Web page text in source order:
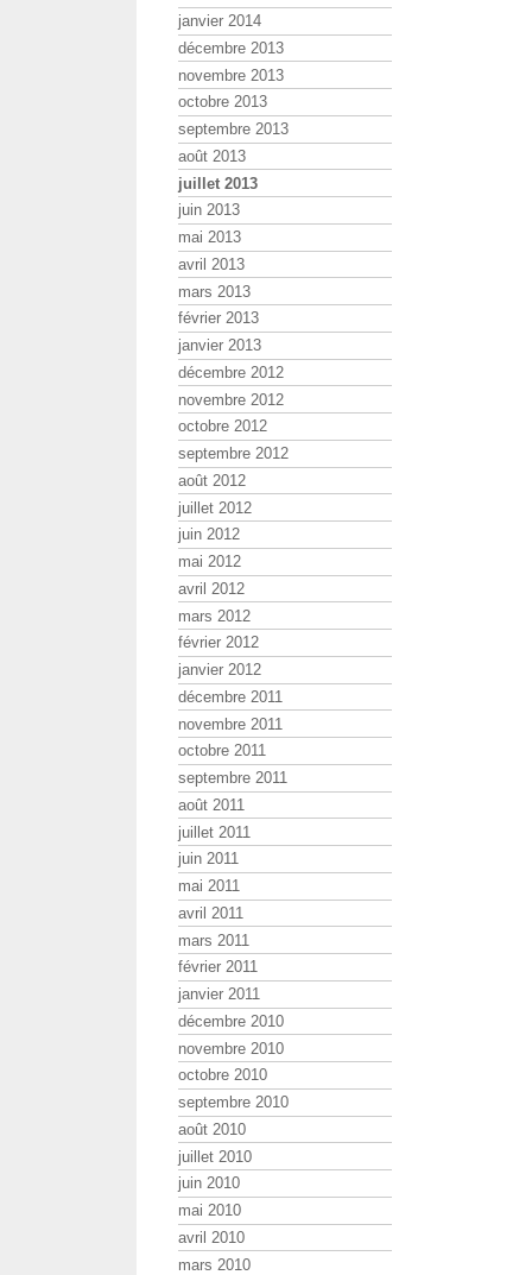
janvier 2014
décembre 2013
novembre 2013
octobre 2013
septembre 2013
août 2013
juillet 2013
juin 2013
mai 2013
avril 2013
mars 2013
février 2013
janvier 2013
décembre 2012
novembre 2012
octobre 2012
septembre 2012
août 2012
juillet 2012
juin 2012
mai 2012
avril 2012
mars 2012
février 2012
janvier 2012
décembre 2011
novembre 2011
octobre 2011
septembre 2011
août 2011
juillet 2011
juin 2011
mai 2011
avril 2011
mars 2011
février 2011
janvier 2011
décembre 2010
novembre 2010
octobre 2010
septembre 2010
août 2010
juillet 2010
juin 2010
mai 2010
avril 2010
mars 2010